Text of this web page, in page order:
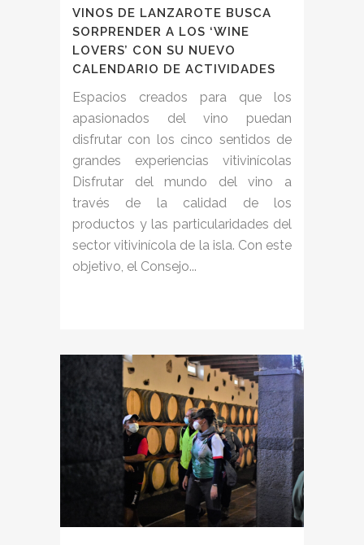
VINOS DE LANZAROTE BUSCA
SORPRENDER A LOS ‘WINE
LOVERS’ CON SU NUEVO
CALENDARIO DE ACTIVIDADES
Espacios creados para que los
apasionados del vino puedan
disfrutar con los cinco sentidos de
grandes experiencias vitivinícolas
Disfrutar del mundo del vino a
través de la calidad de los
productos y las particularidades del
sector vitivinícola de la isla. Con este
objetivo, el Consejo...